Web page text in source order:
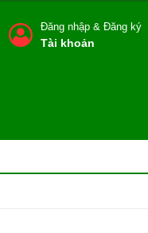
Đăng nhập & Đăng ký
Tài khoản